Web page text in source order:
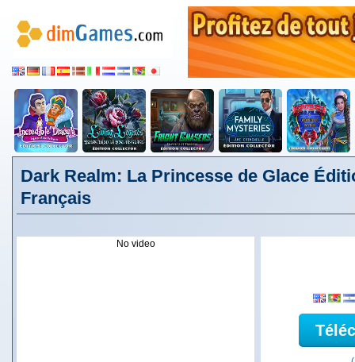
Dark Realm: La Princesse de Glace
Français
No video